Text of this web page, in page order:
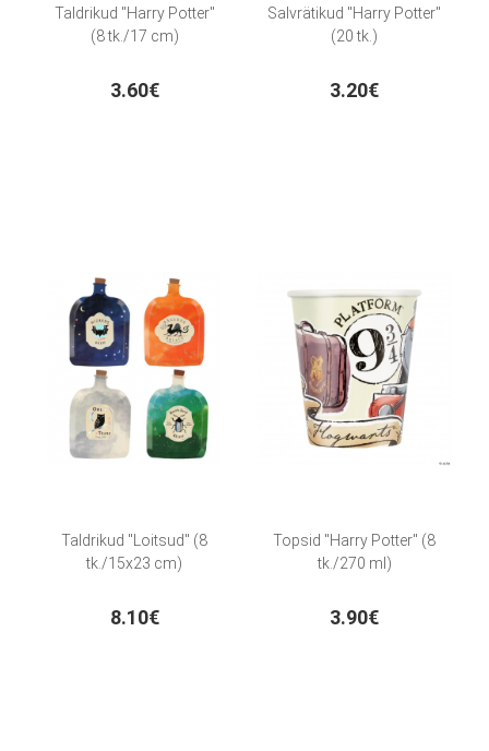
Taldrikud "Harry Potter"
(8 tk./17 cm)
3.60€
Salvrätikud "Harry Potter"
(20 tk.)
3.20€
Taldrikud "Loitsud" (8
tk./15x23 cm)
8.10€
Topsid "Harry Potter" (8
tk./270 ml)
3.90€